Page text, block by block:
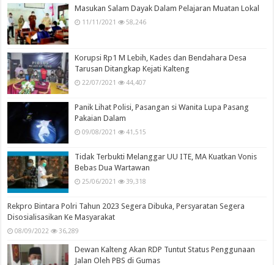
Masukan Salam Dayak Dalam Pelajaran Muatan Lokal
11/11/2021 58,246
Korupsi Rp1 M Lebih, Kades dan Bendahara Desa
Tarusan Ditangkap Kejati Kalteng
22/07/2021 44,407
Panik Lihat Polisi, Pasangan si Wanita Lupa Pasang
Pakaian Dalam
09/08/2021 41,515
Tidak Terbukti Melanggar UU ITE, MA Kuatkan Vonis
Bebas Dua Wartawan
25/06/2021 39,318
Rekpro Bintara Polri Tahun 2023 Segera Dibuka, Persyaratan Segera
Disosialisasikan Ke Masyarakat
08/09/2022 36,289
Dewan Kalteng Akan RDP Tuntut Status Penggunaan
Jalan Oleh PBS di Gumas